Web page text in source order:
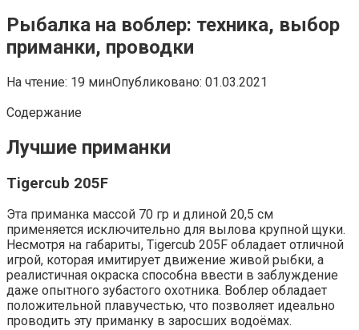
Рыбалка на воблер: техника, выбор
приманки, проводки
На чтение: 19 минОпубликовано: 01.03.2021
Содержание
Лучшие приманки
Tigercub 205F
Эта приманка массой 70 гр и длиной 20,5 см
применяется исключительно для вылова крупной щуки.
Несмотря на габариты, Tigercub 205F обладает отличной
игрой, которая имитирует движение живой рыбки, а
реалистичная окраска способна ввести в заблуждение
даже опытного зубастого охотника. Воблер обладает
положительной плавучестью, что позволяет идеально
проводить эту приманку в заросших водоёмах.